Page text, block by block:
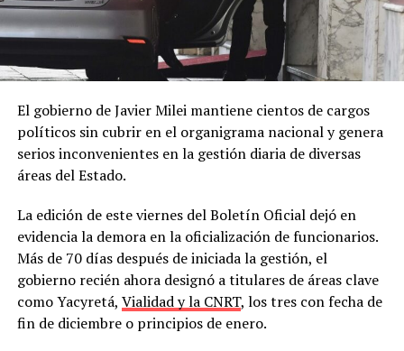
El gobierno de Javier Milei mantiene cientos de cargos
políticos sin cubrir en el organigrama nacional y genera
serios inconvenientes en la gestión diaria de diversas
áreas del Estado.
La edición de este viernes del Boletín Oficial dejó en
evidencia la demora en la oficialización de funcionarios.
Más de 70 días después de iniciada la gestión, el
gobierno recién ahora designó a titulares de áreas clave
como Yacyretá, Vialidad y la CNRT, los tres con fecha de
fin de diciembre o principios de enero.